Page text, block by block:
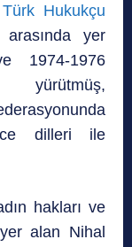
Türk Hukukçu
arasında yer
1974-1976
yürütmüş,
dilleri ile
hakları ve
alan Nihal